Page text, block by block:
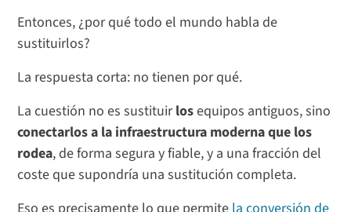
Entonces, ¿por qué todo el mundo habla de
sustituirlos?
La respuesta corta: no tienen por qué.
La cuestión no es sustituirlosequipos antiguos, sino
conectarlos a la infraestructura moderna que los
rodea, de forma segura y fiable, y a una fracción del
coste que supondría una sustitución completa.